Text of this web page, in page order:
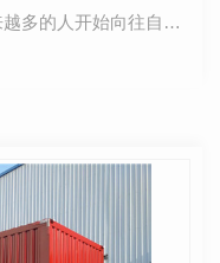
多的人开始向往自
行正是满足这种…